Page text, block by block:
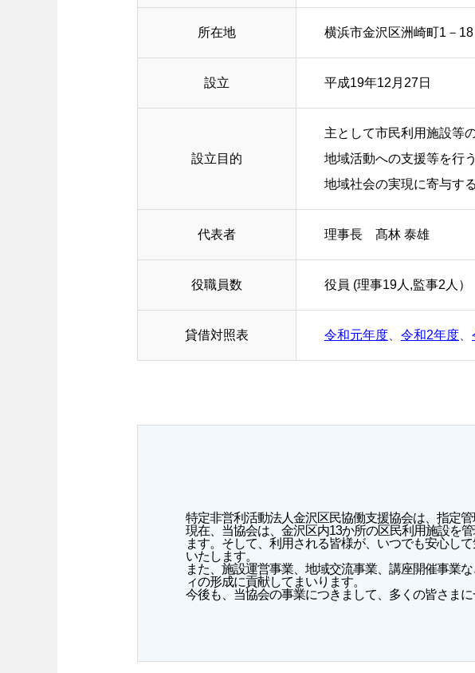
所在地 横浜市金沢区洲崎町1－18
設立 平成19年12月27日
設立目的
主として市民利用施設等
地域活動への支援等を行
地域社会の実現に寄与す
代表者 理事長 髙林 泰雄
役職員数 役員 (理事19人,監事2人
貸借対照表 令和元年度 令和2年度
特定非営利活動法人金沢区民協働支援協会は、指定
現在、当協会は、金沢区内13か所の区民利用施設を
ます。そして、利用される皆様が、いつでも安心し
いたします。
また、施設運営事業、地域交流事業、講座開催事業
ィの形成に貢献してまいります。
今後も、当協会の事業につきまして、多くの皆さま